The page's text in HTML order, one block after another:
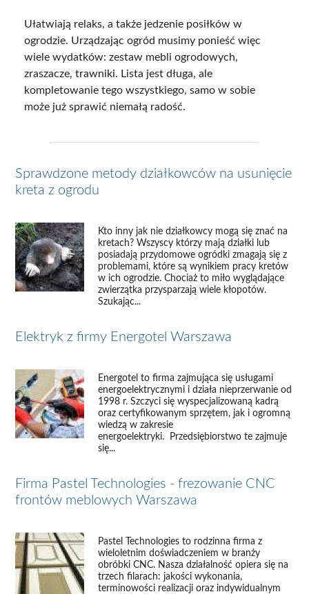
Ułatwiają relaks, a także jedzenie posiłków w
ogrodzie. Urządzając ogród musimy ponieść więc
wiele wydatków: zestaw mebli ogrodowych,
zraszacze, trawniki. Lista jest długa, ale
kompletowanie tego wszystkiego, samo w sobie
może już sprawić niemałą radość.
Sprawdzone metody działkowców na usunięcie
kreta z ogrodu
Kto inny jak nie działkowcy mogą się znać na
kretach? Wszyscy którzy mają działki lub
posiadają przydomowe ogródki zmagają się z
problemami, które są wynikiem pracy kretów
w ich ogrodzie. Chociaż to miło wyglądające
zwierzątka przysparzają wiele kłopotów.
Szukając...
Elektryk z firmy Energotel Warszawa
Energotel to firma zajmująca się usługami
energoelektrycznymi i działa nieprzerwanie od
1998 r. Szczyci się wyspecjalizowaną kadrą
oraz certyfikowanym sprzętem, jak i ogromną
wiedzą w zakresie
energoelektryki. Przedsiębiorstwo te zajmuje
się...
Firma Pastel Technologies - frezowanie CNC
frontów meblowych Warszawa
Pastel Technologies to rodzinna firma z
wieloletnim doświadczeniem w branży
obróbki CNC. Nasza działalność opiera się na
trzech filarach: jakości wykonania,
terminowości realizacji oraz indywidualnym